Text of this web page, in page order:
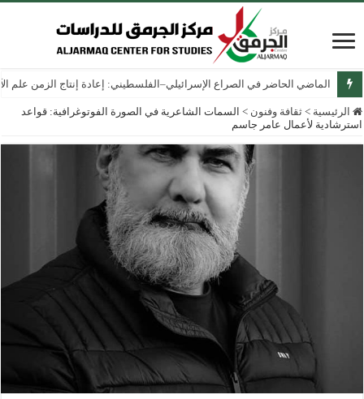
الماضي الحاضر في الصراع الإسرائيلي–الفلسطيني: إعادة إنتاج الزمن علم
الرئيسية > ثقافة وفنون > السمات الشاعرية في الصورة الفوتوغرافية: قواعد
استرشادية لأعمال عامر جاسم